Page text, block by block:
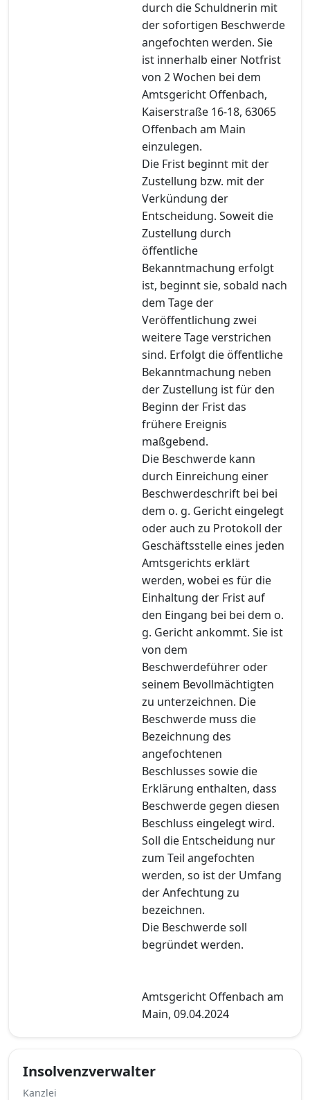
durch die Schuldnerin mit
der sofortigen Beschwerde
angefochten werden. Sie
ist innerhalb einer Notfrist
von 2 Wochen bei dem
Amtsgericht Offenbach,
Kaiserstraße 16-18, 63065
Offenbach am Main
einzulegen.
Die Frist beginnt mit der
Zustellung bzw. mit der
Verkündung der
Entscheidung. Soweit die
Zustellung durch
öffentliche
Bekanntmachung erfolgt
ist, beginnt sie, sobald nach
dem Tage der
Veröffentlichung zwei
weitere Tage verstrichen
sind. Erfolgt die öffentliche
Bekanntmachung neben
der Zustellung ist für den
Beginn der Frist das
frühere Ereignis
maßgebend.
Die Beschwerde kann
durch Einreichung einer
Beschwerdeschrift bei bei
dem o. g. Gericht eingelegt
oder auch zu Protokoll der
Geschäftsstelle eines jeden
Amtsgerichts erklärt
werden, wobei es für die
Einhaltung der Frist auf
den Eingang bei bei dem o.
g. Gericht ankommt. Sie ist
von dem
Beschwerdeführer oder
seinem Bevollmächtigten
zu unterzeichnen. Die
Beschwerde muss die
Bezeichnung des
angefochtenen
Beschlusses sowie die
Erklärung enthalten, dass
Beschwerde gegen diesen
Beschluss eingelegt wird.
Soll die Entscheidung nur
zum Teil angefochten
werden, so ist der Umfang
der Anfechtung zu
bezeichnen.
Die Beschwerde soll
begründet werden.
Amtsgericht Offenbach am
Main, 09.04.2024
Insolvenzverwalter
Kanzlei